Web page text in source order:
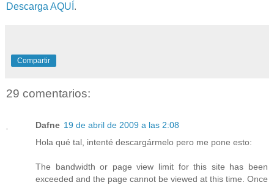
Descarga AQUÍ .
Compartir
29 comentarios:
Dafne 19 de abril de 2009 a las 2:08
Hola qué tal, intenté descargármelo pero me pone esto:
The bandwidth or page view limit for this site has been
exceeded and the page cannot be viewed at this time. Once